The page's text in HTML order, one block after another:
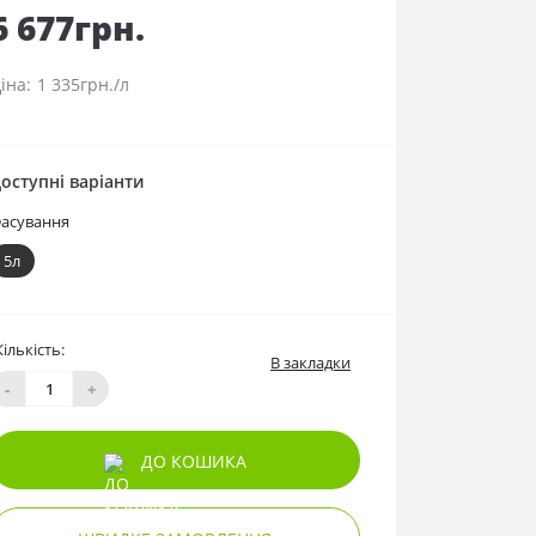
677грн.
1 335грн./л
варіанти
5л
-
+
В закладки
ДО КОШИКА